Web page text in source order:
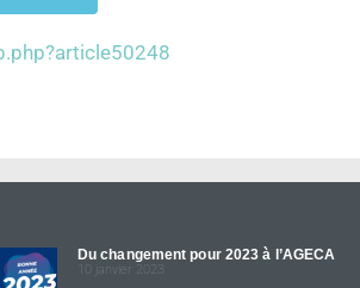
Du changement pour 2023 à l’AGECA
10 janvier 2023